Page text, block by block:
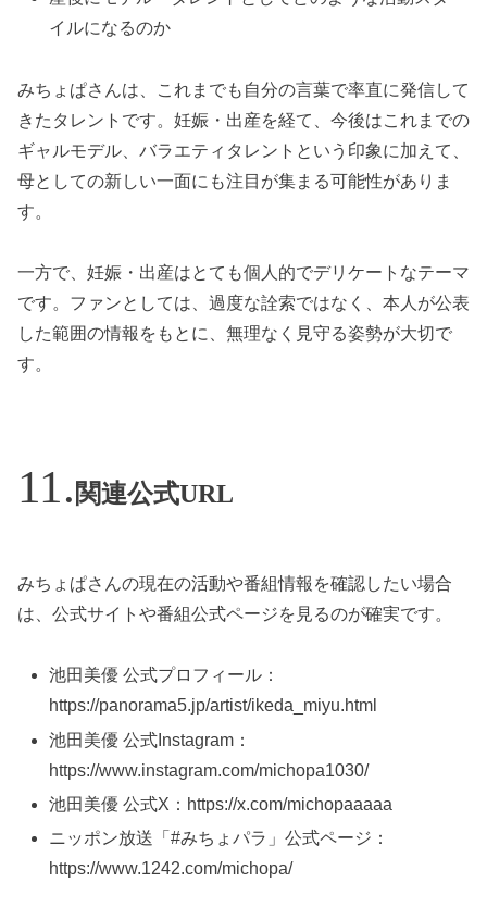
イルになるのか
みちょぱさんは、これまでも自分の言葉で率直に発信して
きたタレントです。妊娠・出産を経て、今後はこれまでの
ギャルモデル、バラエティタレントという印象に加えて、
母としての新しい一面にも注目が集まる可能性がありま
す。
一方で、妊娠・出産はとても個人的でデリケートなテーマ
です。ファンとしては、過度な詮索ではなく、本人が公表
した範囲の情報をもとに、無理なく見守る姿勢が大切で
す。
関連公式URL
みちょぱさんの現在の活動や番組情報を確認したい場合
は、公式サイトや番組公式ページを見るのが確実です。
池田美優 公式プロフィール：
https://panorama5.jp/artist/ikeda_miyu.html
池田美優 公式Instagram：
https://www.instagram.com/michopa1030/
池田美優 公式X：https://x.com/michopaaaaa
ニッポン放送「#みちょパラ」公式ページ：
https://www.1242.com/michopa/